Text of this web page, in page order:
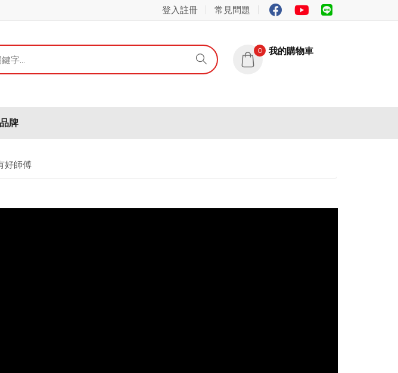
登入註冊 常見問題
0 我的購物車
牌
好師傅